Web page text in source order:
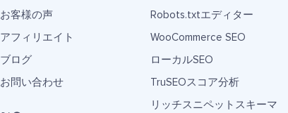
お客様の声
アフィリエイト
ブログ
お問い合わせ
Robots.txtエディター
WooCommerce SEO
ローカルSEO
TruSEOスコア分析
リッチスニペットスキーマ